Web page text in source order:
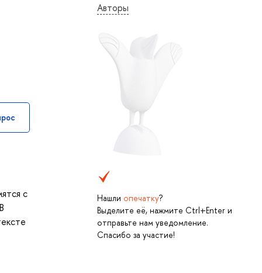
Авторы
Нашли опечатку?
Выделите её, нажмите Ctrl+Enter и
отправьте нам уведомление.
Спасибо за участие!
с